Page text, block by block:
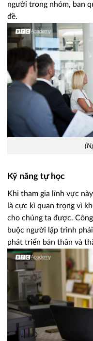
người trong nhóm, ban
đề.
Kỹ năng tự học
Khi tham gia lĩnh vực
là cực kì quan trọng vì
cho chúng ta được.
buộc người lập trình
phát triển bản thân và